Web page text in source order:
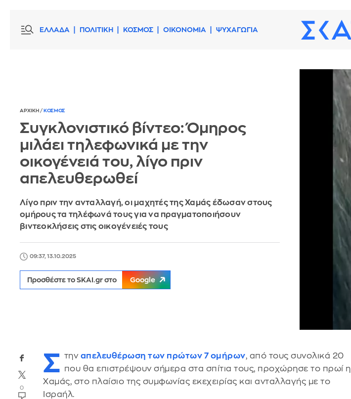
ΕΛΛΑΔΑ ΠΟΛΙΤΙΚΗ ΚΟΣΜΟΣ ΟΙΚΟΝΟΜΙΑ ΨΥΧΑΓΩΓΙΑ
ΑΡΧΙΚΗ / ΚΟΣΜΟΣ
Συγκλονιστικό βίντεο: Όμηρος
μιλάει τηλεφωνικά με την
οικογένειά του, λίγο πριν
απελευθερωθεί
Λίγο πριν την ανταλλαγή, οι μαχητές της Χαμάς έδωσαν στους
ομήρους τα τηλέφωνά τους για να πραγματοποιήσουν
βιντεοκλήσεις στις οικογένειές τους
09:37, 13.10.2025
Προσθέστε το SKAI.gr στο Google
0
Σ την απελευθέρωση των πρώτων 7 ομήρων, από τους συνολικά 20
που θα επιστρέψουν σήμερα στα σπίτια τους, προχώρησε το πρωί η
Χαμάς, στο πλαίσιο της συμφωνίας εκεχειρίας και ανταλλαγής με το
Ισραήλ.